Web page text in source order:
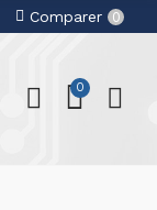
Comparer 0
0